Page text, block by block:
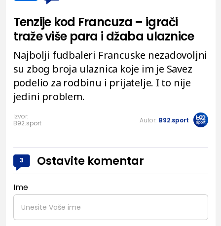
Tenzije kod Francuza – igrači
traže više para i džaba ulaznice
Najbolji fudbaleri Francuske nezadovoljni
su zbog broja ulaznica koje im je Savez
podelio za rodbinu i prijatelje. I to nije
jedini problem.
Izvor:
B92.sport
Autor: B92.sport
3 Ostavite komentar
Ime